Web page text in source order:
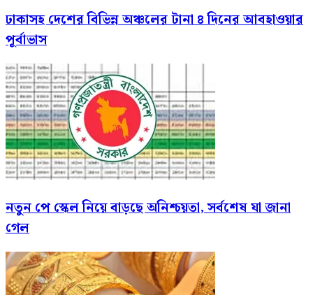
ঢাকাসহ দেশের বিভিন্ন অঞ্চলের টানা ৪ দিনের আবহাওয়ার
পূর্বাভাস
নতুন পে স্কেল নিয়ে বাড়ছে অনিশ্চয়তা, সর্বশেষ যা জানা
গেল